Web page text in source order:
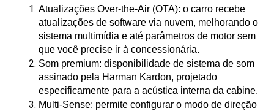
Atualizações Over-the-Air (OTA): o carro recebe
atualizações de software via nuvem, melhorando o
sistema multimídia e até parâmetros de motor sem
que você precise ir à concessionária.
Som premium: disponibilidade de sistema de som
assinado pela Harman Kardon, projetado
especificamente para a acústica interna da cabine.
Multi-Sense: permite configurar o modo de direção